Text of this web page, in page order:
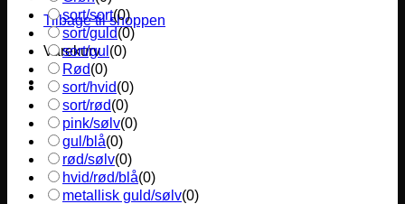
Tilbage til shoppen
Varekurv
sort/sort(0)
sort/guld(0)
sort/gul (0)
Rød(0)
sort/hvid(0)
sort/rød(0)
pink/sølv(0)
gul/blå(0)
rød/sølv(0)
hvid/rød/blå(0)
metallisk guld/sølv(0)